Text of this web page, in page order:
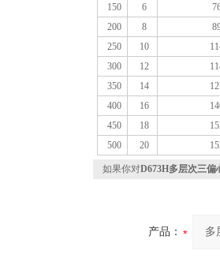
150
6
200
8
250
10
300
12
350
14
400
16
450
18
500
20
如果你对D673H多层次三偏
产品：